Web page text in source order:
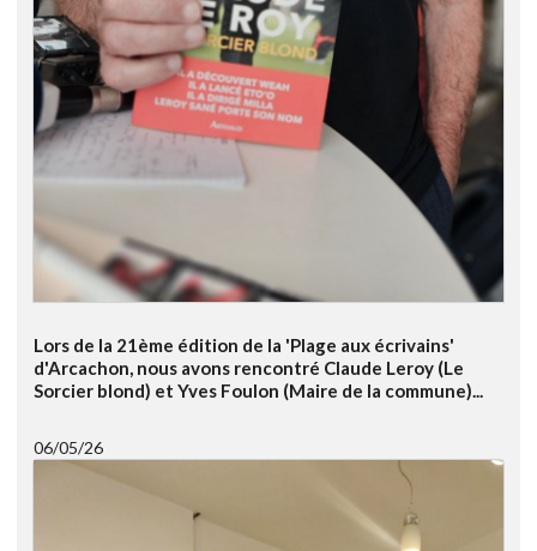
Lors de la 21ème édition de la 'Plage aux écrivains'
d'Arcachon, nous avons rencontré Claude Leroy (Le
Sorcier blond) et Yves Foulon (Maire de la commune)...
06/05/26